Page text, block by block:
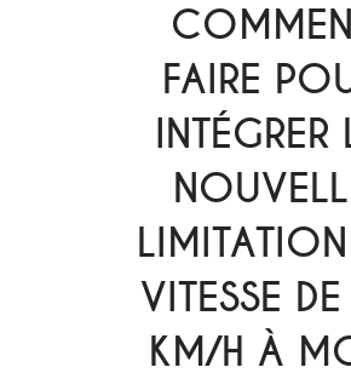
FAIRE
INTÉGRER
VITESSE
KM/H À